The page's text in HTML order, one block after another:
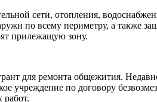
сети, отопления,
по всему периметру, а также
прилежащую зону.
для ремонта общежития.
учреждение по договору
работ.